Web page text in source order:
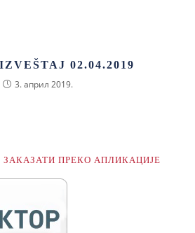
02.04.2019
3. април 2019.
ПРЕКО АПЛИКАЦИЈЕ